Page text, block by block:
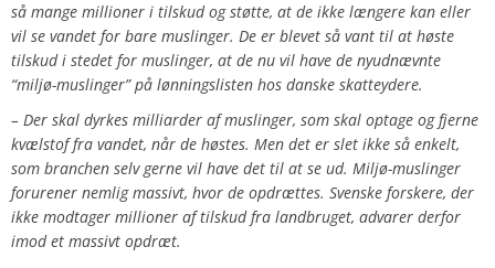
så mange millioner i tilskud og støtte, at de ikke længere kan eller
vil se vandet for bare muslinger. De er blevet så vant til at høste
tilskud i stedet for muslinger, at de nu vil have de nyudnævnte
“miljø-muslinger” på lønningslisten hos danske skatteydere.
– Der skal dyrkes milliarder af muslinger, som skal optage og fjerne
kvælstof fra vandet, når de høstes. Men det er slet ikke så enkelt,
som branchen selv gerne vil have det til at se ud. Miljø-muslinger
forurener nemlig massivt, hvor de opdrættes. Svenske forskere, der
ikke modtager millioner af tilskud fra landbruget, advarer derfor
imod et massivt opdræt.